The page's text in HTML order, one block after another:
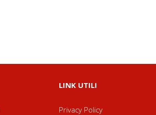
LINK UTILI
Privacy Policy